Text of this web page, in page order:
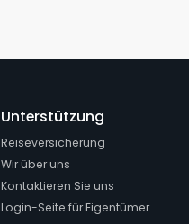
Unterstützung
Reiseversicherung
Wir über uns
Kontaktieren Sie uns
Login-Seite für Eigentümer